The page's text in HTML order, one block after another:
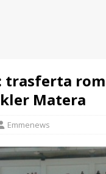
trasferta
Matera
Emmenews